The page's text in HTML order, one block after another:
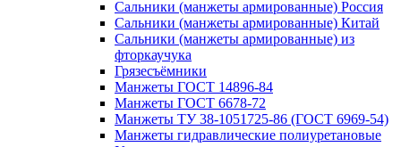
Сальники (манжеты армированные) Россия
Сальники (манжеты армированные) Китай
Сальники (манжеты армированные) из
фторкаучука
Грязесъёмники
Манжеты ГОСТ 14896-84
Манжеты ГОСТ 6678-72
Манжеты ТУ 38-1051725-86 (ГОСТ 6969-54)
Манжеты гидравлические полиуретановые